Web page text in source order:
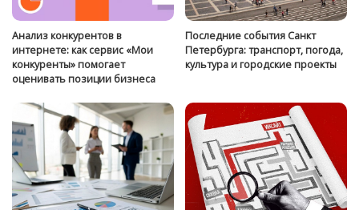
Анализ конкурентов в
интернете: как сервис «Мои
конкуренты» помогает
оценивать позиции бизнеса
Последние события Санкт
Петербурга: транспорт, погода,
культура и городские проекты